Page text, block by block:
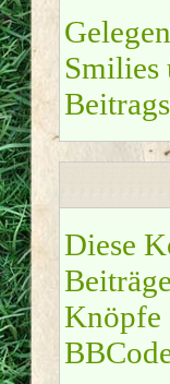
Smilies
Diese
Knöpfe